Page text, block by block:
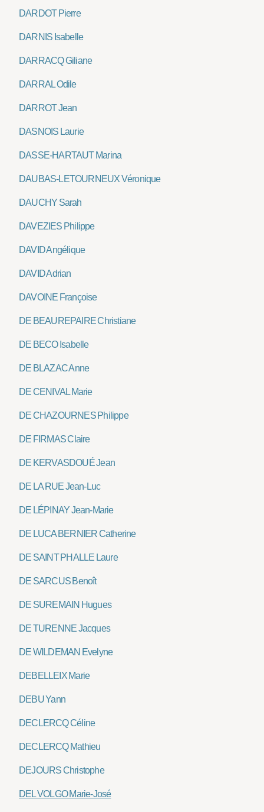
DARDOT Pierre
DARNIS Isabelle
DARRACQ Giliane
DARRAL Odile
DARROT Jean
DASNOIS Laurie
DASSE-HARTAUT Marina
DAUBAS-LETOURNEUX Véronique
DAUCHY Sarah
DAVEZIES Philippe
DAVID Angélique
DAVID Adrian
DAVOINE Françoise
DE BEAUREPAIRE Christiane
DE BECO Isabelle
DE BLAZAC Anne
DE CENIVAL Marie
DE CHAZOURNES Philippe
DE FIRMAS Claire
DE KERVASDOUÉ Jean
DE LA RUE Jean-Luc
DE LÉPINAY Jean-Marie
DE LUCA BERNIER Catherine
DE SAINT PHALLE Laure
DE SARCUS Benoît
DE SUREMAIN Hugues
DE TURENNE Jacques
DE WILDEMAN Evelyne
DEBELLEIX Marie
DEBU Yann
DECLERCQ Céline
DECLERCQ Mathieu
DEJOURS Christophe
DEL VOLGO Marie-José